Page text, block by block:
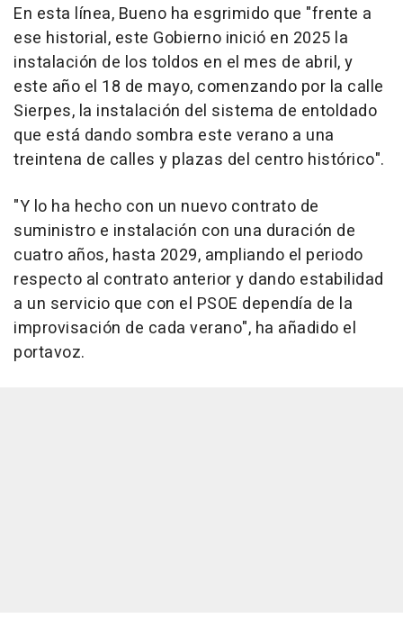
En esta línea, Bueno ha esgrimido que "frente a
ese historial, este Gobierno inició en 2025 la
instalación de los toldos en el mes de abril, y
este año el 18 de mayo, comenzando por la calle
Sierpes, la instalación del sistema de entoldado
que está dando sombra este verano a una
treintena de calles y plazas del centro histórico".
"Y lo ha hecho con un nuevo contrato de
suministro e instalación con una duración de
cuatro años, hasta 2029, ampliando el periodo
respecto al contrato anterior y dando estabilidad
a un servicio que con el PSOE dependía de la
improvisación de cada verano", ha añadido el
portavoz.